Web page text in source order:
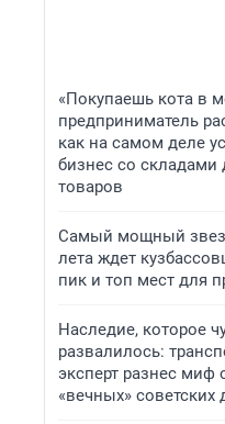
«Покупаешь кота в
предприниматель
как на самом деле
бизнес со
товаров
Самый мощный
лета ждет
пик и топ мест для
Наследие, которое
развалилось:
эксперт разнес миф
«вечных» советских